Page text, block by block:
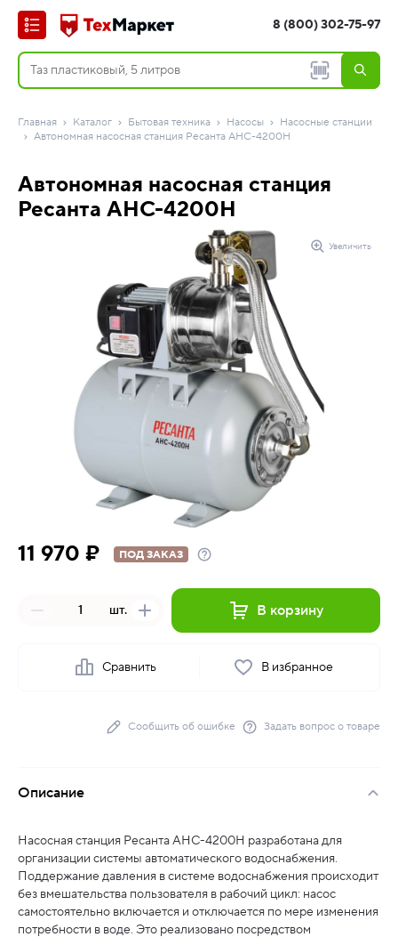
8 (800) 302-75-97
Главная Каталог Бытовая техника Насосы
Насосные станции
Автономная насосная станция Ресанта АНС-4200Н
Автономная насосная станция
Ресанта АНС-4200Н
Увеличить
11 970 ₽ ПОД ЗАКАЗ
шт. В корзину
Сравнить В избранное
Сообщить об ошибке Задать вопрос о товаре
Описание
Насосная станция Ресанта АНС-4200Н разработана для
организации системы автоматического водоснабжения.
Поддержание давления в системе водоснабжения происходит
без вмешательства пользователя в рабочий цикл: насос
самостоятельно включается и отключается по мере изменения
потребности в воде. Это реализовано посредством